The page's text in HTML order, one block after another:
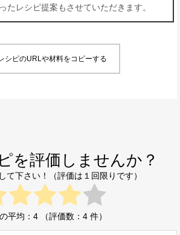
たレシピ提案もさせていただきます。
シピのURLや材料をコピーする
を評価しませんか？
て下さい！（評価は１回限りです）
平均： 4 （評価数： 4 件）